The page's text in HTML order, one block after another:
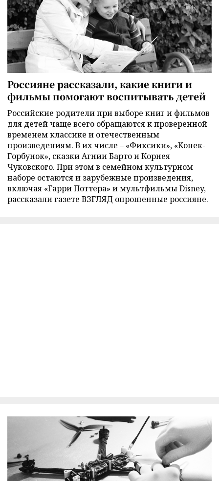
Россияне рассказали, какие книги и
фильмы помогают воспитывать детей
Российские родители при выборе книг и фильмов
для детей чаще всего обращаются к проверенной
временем классике и отечественным
произведениям. В их числе – «Фиксики», «Конек-
Горбунок», сказки Агнии Барто и Корнея
Чуковского. При этом в семейном культурном
наборе остаются и зарубежные произведения,
включая «Гарри Поттера» и мультфильмы Disney,
рассказали газете ВЗГЛЯД опрошенные россияне.